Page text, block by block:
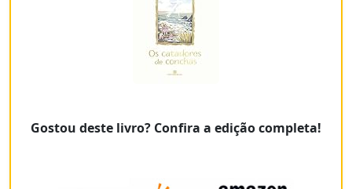
Gostou deste livro? Confira a edição completa!